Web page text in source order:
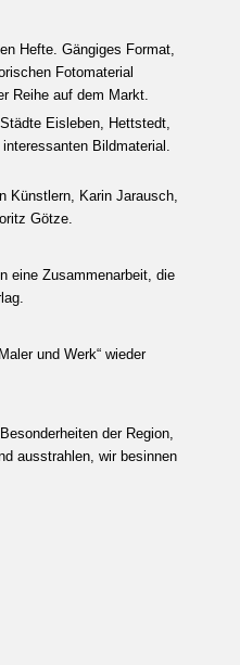
Hefte. Gängiges Format,
Fotomaterial
Reihe auf dem Markt.
Eisleben, Hettstedt,
Bildmaterial.
Künstlern, Karin Jarausch,
Götze.
eine Zusammenarbeit, die
und Werk“ wieder
der Region,
ausstrahlen, wir besinnen